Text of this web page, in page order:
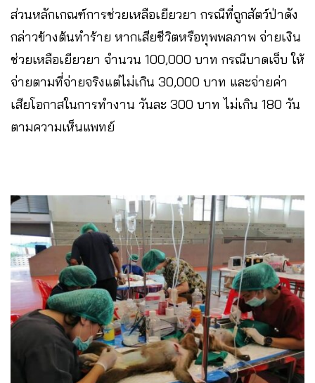
ส่วนหลักเกณฑ์​การช่วยเหลือเยียวยา กรณีที่ถูกสัตว์ป่าดัง
กล่าวข้างต้นทำร้าย หากเสียชีวิตหรือทุพพลภาพ​ จ่าย​เงิน
ช่วยเหลือเยียวยา จำนวน​ 100,000 บาท​ กรณีบาดเจ็บ ให้
จ่ายตามที่จ่ายจริงแต่ไม่เกิน 30,000 บาท​ และจ่ายค่า
เสียโอกาสในการทำงาน วันละ 300 บาท ไม่เกิน 180 วัน
ตามความเห็นแพทย์​